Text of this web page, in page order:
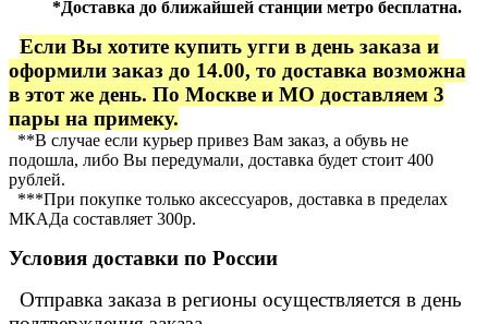
*Доставка до ближайшей станции метро бесплатна.
Если Вы хотите купить угги в день заказа и
оформили заказ до 14.00, то доставка возможна
в этот же день. По Москве и МО доставляем 3
пары на примеку.
**В случае если курьер привез Вам заказ, а обувь не
подошла, либо Вы передумали, доставка будет стоит 400
рублей.
***При покупке только аксессуаров, доставка в пределах
МКАДа составляет 300р.
Условия доставки по России
Отправка заказа в регионы осуществляется в день